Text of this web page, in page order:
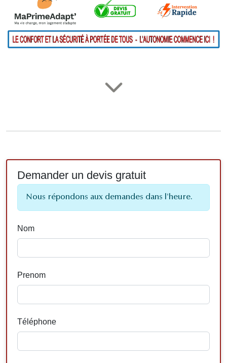
Demander un devis gratuit
Nous répondons aux demandes dans l'heure.
Nom
Prenom
Téléphone